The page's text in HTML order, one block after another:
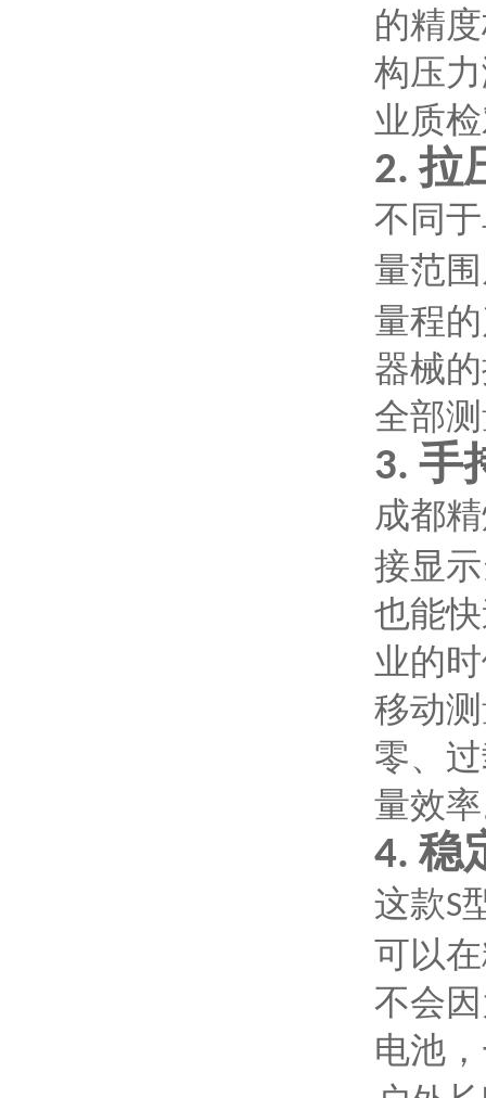
的精
构压
业质
2.拉
不同
量范
量程
器械
全部
3. 手
成都
接显
也能
业的
移动
零、
量效
4. 稳
这款S
可以
不会
电池